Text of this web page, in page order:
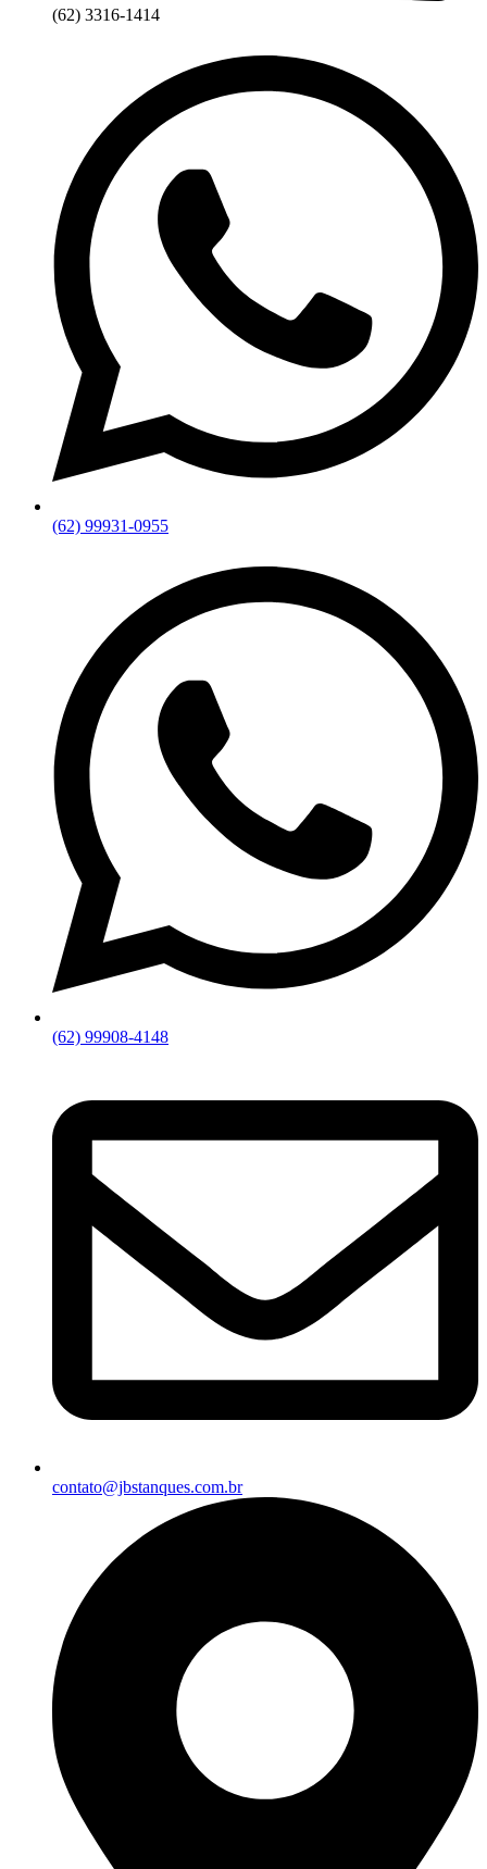
(62) 3316-1414
(62) 99931-0955
(62) 99908-4148
contato@jbstanques.com.br